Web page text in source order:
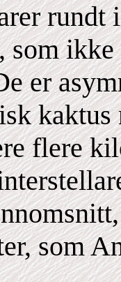
rundt
som
er
kaktus
flere
som